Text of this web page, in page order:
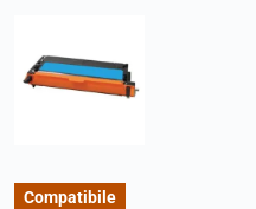
Compatibile